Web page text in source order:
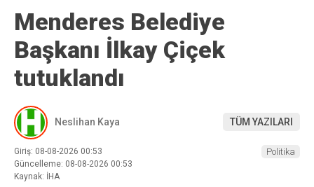
Menderes Belediye
Başkanı İlkay Çiçek
tutuklandı
Neslihan Kaya TÜM YAZILARI
Giriş: 08-08-2026 00:53
Güncelleme: 08-08-2026 00:53
Kaynak: İHA
Politika